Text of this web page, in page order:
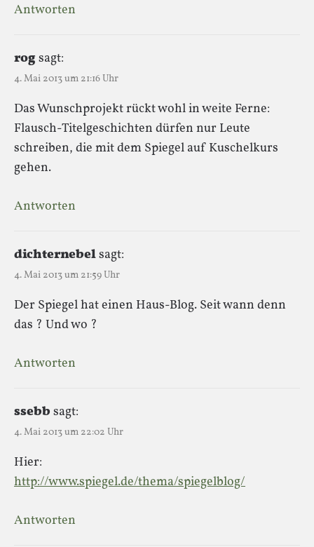
Antworten
rogsagt:
4. Mai 2013 um 21:16 Uhr
Das Wunschprojekt rückt wohl in weite Ferne:
Flausch-Titelgeschichten dürfen nur Leute
schreiben, die mit dem Spiegel auf Kuschelkurs
gehen.
Antworten
dichternebelsagt:
4. Mai 2013 um 21:59 Uhr
Der Spiegel hat einen Haus-Blog. Seit wann denn
das ? Und wo ?
Antworten
ssebb sagt:
4. Mai 2013 um 22:02 Uhr
Hier:
http://www.spiegel.de/thema/spiegelblog/
Antworten